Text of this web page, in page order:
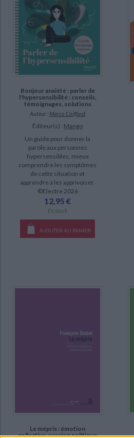
Bonjour anxiété : parler de
l'hypersensibilité : conseils,
témoignages, solutions
Auteur : Marco Coiffard
Éditeur(s) : Mango
Un guide pour donner la
parole aux personnes
hypersensibles, mieux
comprendre les symptômes
de cette situation et
apprendre à les apprivoiser.
©Electre 2026
12,95 €
En stock
AJOUTER AU PANIER
Le mépris : émotion
collective, passion politique